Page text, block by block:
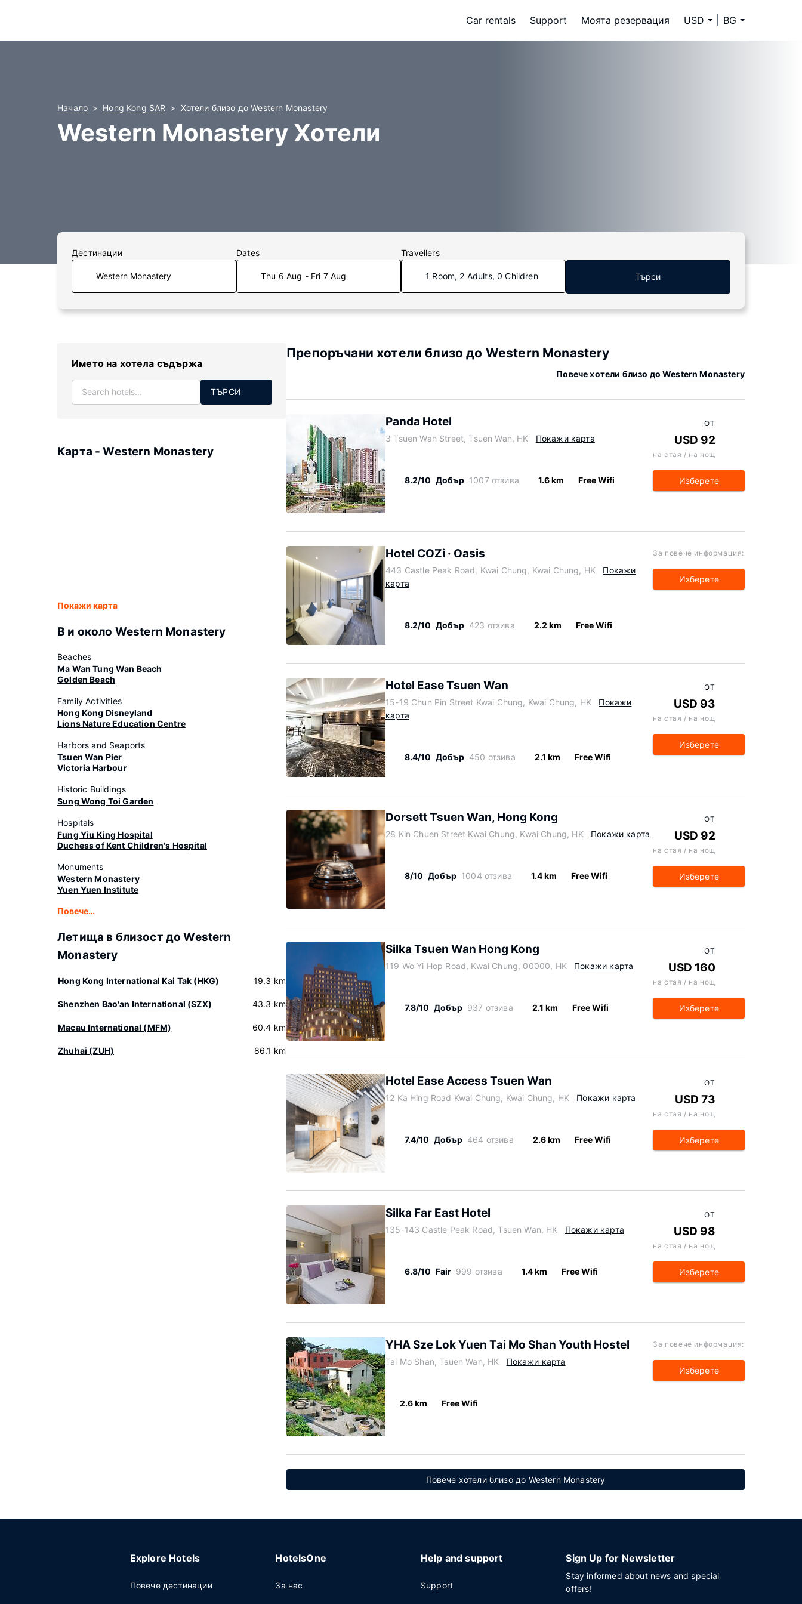
Car rentals Support Моята резервация USD BG
Начало Hong Kong SAR Хотели близо до Western Monastery
Western Monastery Хотели
Дестинации Dates
Thu 6 Aug - Fri 7 Aug
Travellers
1 Room, 2 Adults, 0 Children Търси
Името на хотела съдържа
ТЪРСИ
Карта - Western Monastery
Покажи карта
В и около Western Monastery
Beaches
Ma Wan Tung Wan Beach
Golden Beach
Family Activities
Hong Kong Disneyland
Lions Nature Education Centre
Harbors and Seaports
Tsuen Wan Pier
Victoria Harbour
Historic Buildings
Sung Wong Toi Garden
Hospitals
Fung Yiu King Hospital
Duchess of Kent Children's Hospital
Monuments
Western Monastery
Yuen Yuen Institute
Повече…
Летища в близост до Western
Monastery
Hong Kong International Kai Tak (HKG) 19.3 km
Shenzhen Bao'an International (SZX) 43.3 km
Macau International (MFM) 60.4 km
Zhuhai (ZUH) 86.1 km
Препоръчани хотели близо до Western Monastery
Повече хотели близо до Western Monastery
Panda Hotel
3 Tsuen Wah Street, Tsuen Wan, HK Покажи карта
8.2/10 Добър 1007 отзива 1.6 km Free Wifi
ОТ
USD 92
на стая / на нощ
Изберете
Hotel COZi · Oasis
443 Castle Peak Road, Kwai Chung, Kwai Chung, HK
Покажи
карта
8.2/10 Добър 423 отзива 2.2 km Free Wifi
За повече информация:
Изберете
Hotel Ease Tsuen Wan
15-19 Chun Pin Street Kwai Chung, Kwai Chung, HK
Покажи
карта
8.4/10 Добър 450 отзива 2.1 km Free Wifi
ОТ
USD 93
на стая / на нощ
Изберете
Dorsett Tsuen Wan, Hong Kong
28 Kin Chuen Street Kwai Chung, Kwai Chung, HK Покажи карта
8/10 Добър 1004 отзива 1.4 km Free Wifi
ОТ
USD 92
на стая / на нощ
Изберете
Silka Tsuen Wan Hong Kong
119 Wo Yi Hop Road, Kwai Chung, 00000, HK Покажи карта
7.8/10 Добър 937 отзива 2.1 km Free Wifi
ОТ
USD 160
на стая / на нощ
Изберете
Hotel Ease Access Tsuen Wan
12 Ka Hing Road Kwai Chung, Kwai Chung, HK Покажи карта
7.4/10 Добър 464 отзива 2.6 km Free Wifi
ОТ
USD 73
на стая / на нощ
Изберете
Silka Far East Hotel
135-143 Castle Peak Road, Tsuen Wan, HK Покажи карта
6.8/10 Fair 999 отзива 1.4 km Free Wifi
ОТ
USD 98
на стая / на нощ
Изберете
YHA Sze Lok Yuen Tai Mo Shan Youth Hostel
Tai Mo Shan, Tsuen Wan, HK Покажи карта
2.6 km Free Wifi
За повече информация:
Изберете
Повече хотели близо до Western Monastery
Explore Hotels
Повече дестинации
HotelsOne
За нас
Help and support
Support
Sign Up for Newsletter
Stay informed about news and special
offers!